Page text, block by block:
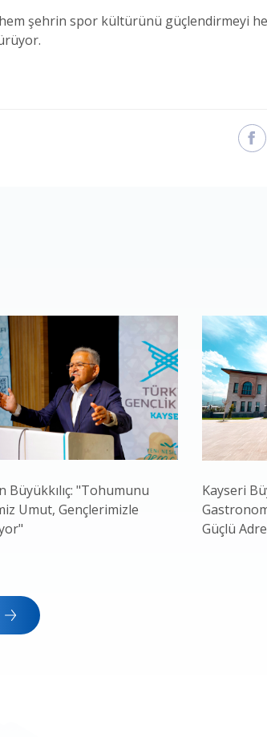
şehrin spor kültürünü güçlendirmeyi
Büyükkılıç: "Tohumunu
Umut, Gençlerimizle
Kayseri
Güçlü